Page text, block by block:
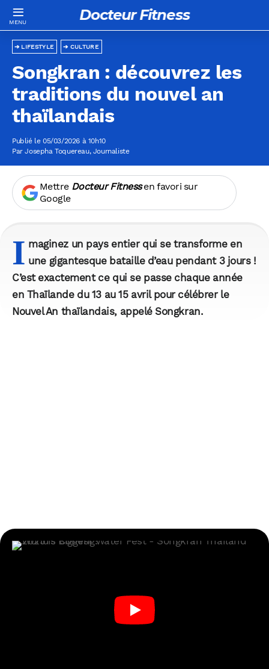
Docteur Fitness
CULTURE
LIFESTYLE
Songkran : découvrez les
traditions du nouvel an
thaïlandais
Publié le 05/03/2026 à 10h10
ParJosepha Toquereau, Journaliste
Mettre Docteur Fitnessen favori sur
Google
I maginez un pays entier qui se transforme en
une gigantesque bataille d’eau pendant 3 jours !
C’est exactement ce qui se passe chaque année
en Thaïlande du 13 au 15 avril pour célébrer le
Nouvel An thaïlandais, appelé Songkran.